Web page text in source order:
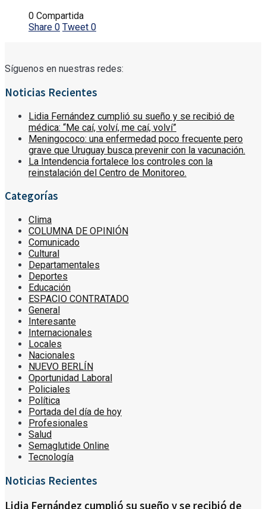
0 Compartida
Share 0 Tweet 0
Síguenos en nuestras redes:
Noticias Recientes
Lidia Fernández cumplió su sueño y se recibió de
médica: “Me caí, volví, me caí, volví”
Meningococo: una enfermedad poco frecuente pero
grave que Uruguay busca prevenir con la vacunación.
La Intendencia fortalece los controles con la
reinstalación del Centro de Monitoreo.
Categorías
Clima
COLUMNA DE OPINIÓN
Comunicado
Cultural
Departamentales
Deportes
Educación
ESPACIO CONTRATADO
General
Interesante
Internacionales
Locales
Nacionales
NUEVO BERLÍN
Oportunidad Laboral
Policiales
Política
Portada del día de hoy
Profesionales
Salud
Semaglutide Online
Tecnología
Noticias Recientes
Lidia Fernández cumplió su sueño y se recibió de